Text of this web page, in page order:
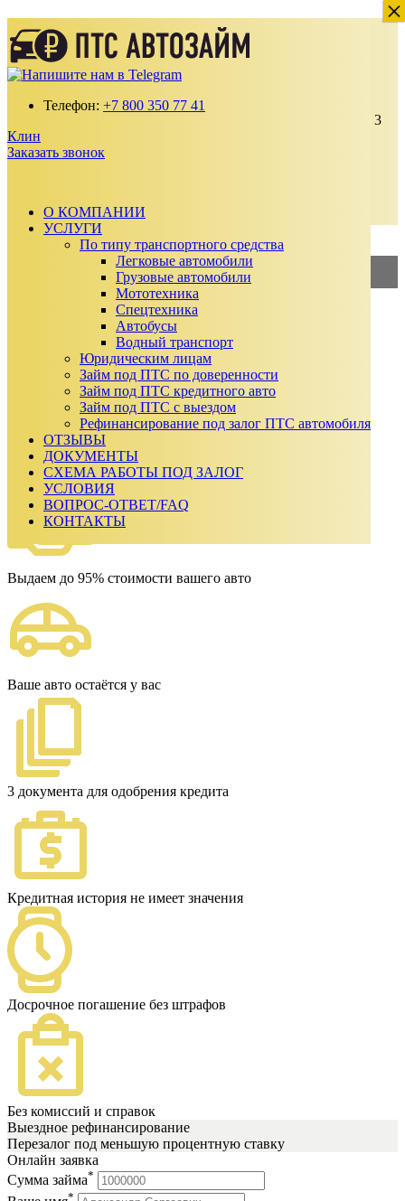
Телефон: +7 800 350 77 41
Клин
Заказать звонок
О КОМПАНИИ
УСЛУГИ
По типу транспортного средства
Легковые автомобили
Грузовые автомобили
Мототехника
Спецтехника
Автобусы
Водный транспорт
Юридическим лицам
Займ под ПТС по доверенности
Займ под ПТС кредитного авто
Займ под ПТС с выездом
Рефинансирование под залог ПТС автомобиля
ОТЗЫВЫ
ДОКУМЕНТЫ
СХЕМА РАБОТЫ ПОД ЗАЛОГ
УСЛОВИЯ
ВОПРОС-ОТВЕТ/FAQ
КОНТАКТЫ
Перезалог под ПТС Клине
Получите займ по ставке от 2% в месяц
100% одобрение даже с плохой кредитной
историей
Выдаем от 30 000 до 15 000 000 ₽ на срок до 3
Без подтверждения дохода, справок и
Заказать звонок
Калькулятор займа
Займ под ПТС
Займ под АВТО
Срок займа
Ежемесячный платеж:0₽
Сумма к возврату:
Получить одобрение
Наши преимущества
Выдаем до 95% стоимости вашего авто
Ваше авто остаётся у вас
3 документа для одобрения кредита
Кредитная история не имеет значения
Досрочное погашение без штрафов
Без комиссий и справок
Выездное рефинансирование
Перезалог под меньшую процентную ставку
Онлайн заявка
Сумма займа*
*
×
×